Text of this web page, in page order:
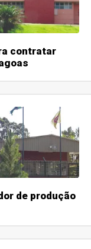
contratar
de produção